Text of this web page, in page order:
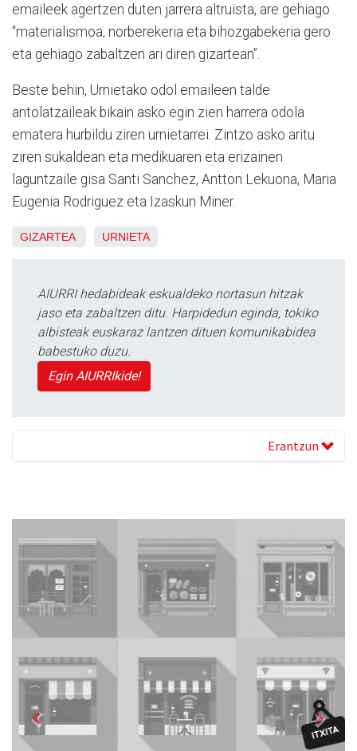
emaileek agertzen duten jarrera altruista, are gehiago
“materialismoa, norberekeria eta bihozgabekeria gero
eta gehiago zabaltzen ari diren gizartean”.
Beste behin, Urnietako odol emaileen talde
antolatzaileak bikain asko egin zien harrera odola
ematera hurbildu ziren urnietarrei. Zintzo asko aritu
ziren sukaldean eta medikuaren eta erizainen
laguntzaile gisa Santi Sanchez, Antton Lekuona, Maria
Eugenia Rodriguez eta Izaskun Miner.
GIZARTEA URNIETA
AIURRI hedabideak eskualdeko nortasun hitzak
jaso eta zabaltzen ditu. Harpidedun eginda, tokiko
albisteak euskaraz lantzen dituen komunikabidea
babestuko duzu.
Egin AIURRIkide!
Erantzun
Previous Next